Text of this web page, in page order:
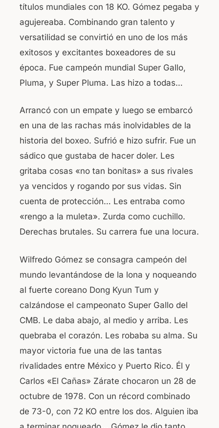
títulos mundiales con 18 KO. Gómez pegaba y
agujereaba. Combinando gran talento y
versatilidad se convirtió en uno de los más
exitosos y excitantes boxeadores de su
época. Fue campeón mundial Super Gallo,
Pluma, y Super Pluma. Las hizo a todas…
Arrancó con un empate y luego se embarcó
en una de las rachas más inolvidables de la
historia del boxeo. Sufrió e hizo sufrir. Fue un
sádico que gustaba de hacer doler. Les
gritaba cosas «no tan bonitas» a sus rivales
ya vencidos y rogando por sus vidas. Sin
cuenta de protección… Les entraba como
«rengo a la muleta». Zurda como cuchillo.
Derechas brutales. Su carrera fue una locura.
Wilfredo Gómez se consagra campeón del
mundo levantándose de la lona y noqueando
al fuerte coreano Dong Kyun Tum y
calzándose el campeonato Super Gallo del
CMB. Le daba abajo, al medio y arriba. Les
quebraba el corazón. Les robaba su alma. Su
mayor victoria fue una de las tantas
rivalidades entre México y Puerto Rico. Él y
Carlos «El Cañas» Zárate chocaron un 28 de
octubre de 1978. Con un récord combinado
de 73-0, con 72 KO entre los dos. Alguien iba